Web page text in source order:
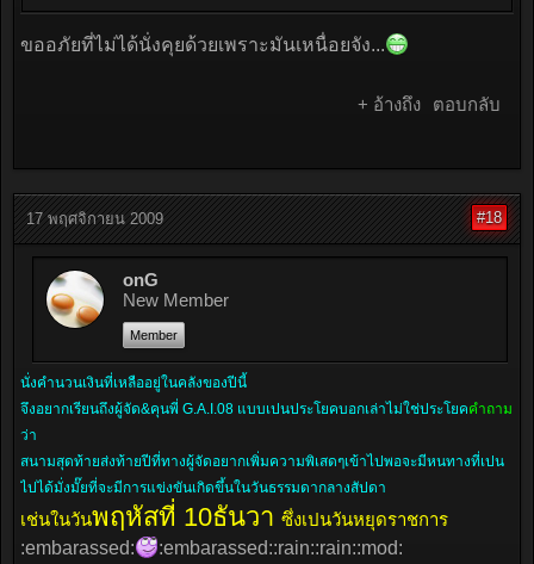
ขออภัยที่ไม่ได้นั่งคุยด้วยเพราะมันเหนื่อยจัง...
+ อ้างถึง ตอบกลับ
17 พฤศจิกายน 2009 #18
onG
New Member
Member
นั่งคำนวนเงินที่เหลืออยู่ในคลังของปีนี้
จึงอยากเรียนถึงผู้จัด&คุนพี่ G.A.I.08 แบบเปนประโยคบอกเล่าไม่ใช่ประโยคคำถาม
ว่า
สนามสุดท้ายส่งท้ายปีที่ทางผู้จัดอยากเพิ่มความพิเสดๆเข้าไปพอจะมีหนทางที่เปน
ไปได้มั่งมั๊ยที่จะมีการแข่งขันเกิดขึ้นในวันธรรมดากลางสัปดา
เช่นในวันพฤหัสที่ 10ธันวา ซึ่งเปนวันหยุดราชการ
:embarassed:
:embarassed::rain::rain::mod: